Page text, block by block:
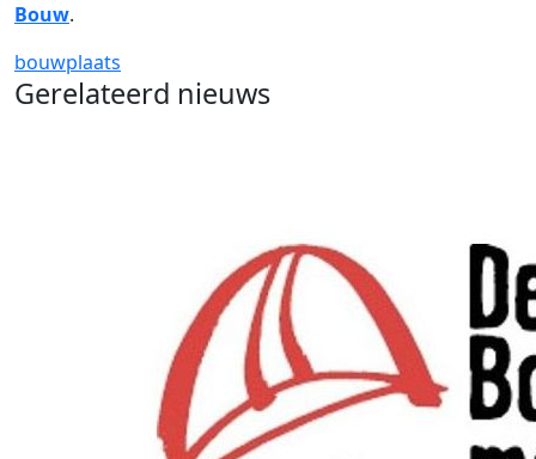
Bouw.
bouwplaats
Gerelateerd nieuws